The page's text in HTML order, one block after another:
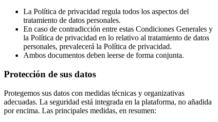
La Política de privacidad regula todos los aspectos del
tratamiento de datos personales.
En caso de contradicción entre estas Condiciones Generales y
la Política de privacidad en lo relativo al tratamiento de datos
personales, prevalecerá la Política de privacidad.
Ambos documentos deben leerse de forma conjunta.
Protección de sus datos
Protegemos sus datos con medidas técnicas y organizativas
adecuadas. La seguridad está integrada en la plataforma, no añadida
por encima. Las principales medidas, en resumen: